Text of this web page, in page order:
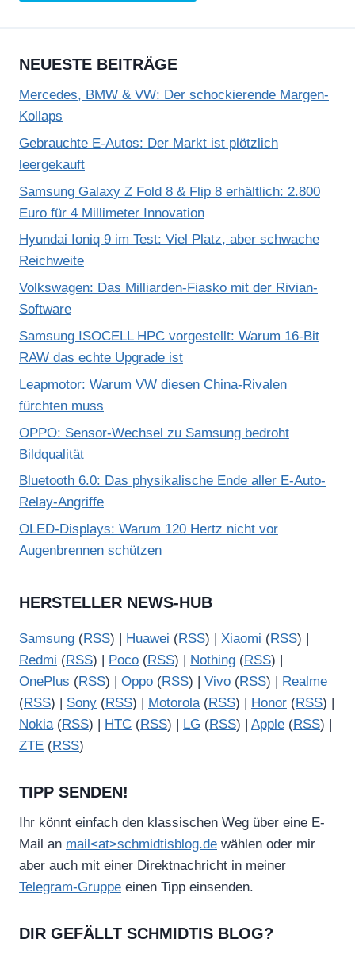
NEUESTE BEITRÄGE
Mercedes, BMW & VW: Der schockierende Margen-
Kollaps
Gebrauchte E-Autos: Der Markt ist plötzlich
leergekauft
Samsung Galaxy Z Fold 8 & Flip 8 erhältlich: 2.800
Euro für 4 Millimeter Innovation
Hyundai Ioniq 9 im Test: Viel Platz, aber schwache
Reichweite
Volkswagen: Das Milliarden-Fiasko mit der Rivian-
Software
Samsung ISOCELL HPC vorgestellt: Warum 16-Bit
RAW das echte Upgrade ist
Leapmotor: Warum VW diesen China-Rivalen
fürchten muss
OPPO: Sensor-Wechsel zu Samsung bedroht
Bildqualität
Bluetooth 6.0: Das physikalische Ende aller E-Auto-
Relay-Angriffe
OLED-Displays: Warum 120 Hertz nicht vor
Augenbrennen schützen
HERSTELLER NEWS-HUB
Samsung (RSS) | Huawei (RSS) | Xiaomi (RSS) |
Redmi (RSS) | Poco (RSS) | Nothing (RSS) |
OnePlus (RSS) | Oppo (RSS) | Vivo (RSS) | Realme
(RSS) | Sony (RSS) | Motorola(RSS) | Honor (RSS) |
Nokia(RSS) | HTC (RSS) | LG (RSS) | Apple (RSS) |
ZTE (RSS)
TIPP SENDEN!
Ihr könnt einfach den klassischen Weg über eine E-
Mail an mail<at>schmidtisblog.de wählen oder mir
aber auch mit einer Direktnachricht in meiner
Telegram-Gruppe einen Tipp einsenden.
DIR GEFÄLLT SCHMIDTIS BLOG?